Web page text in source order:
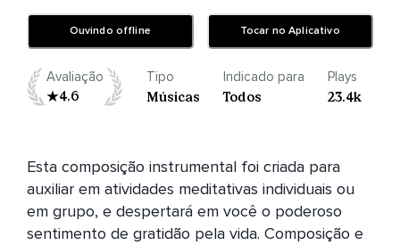
Ouvindo offline Tocar no Aplicativo
Avaliação
4.6
Tipo
Músicas
Indicado para
Todos
Plays
23.4k
Esta composição instrumental foi criada para
auxiliar em atividades meditativas individuais ou
em grupo, e despertará em você o poderoso
sentimento de gratidão pela vida. Composição e